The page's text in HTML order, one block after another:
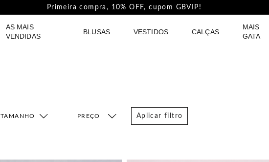
Pague com PIX e ganhe 5%Off na Coleção Outline!
AS MAIS
VENDIDAS
BLUSAS VESTIDOS CALÇAS
MAIS
GATA
TAMANHO Aplicar filtro